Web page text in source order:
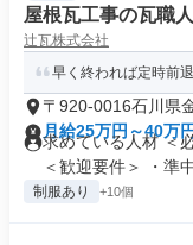
屋根瓦工事の瓦職人
辻瓦株式会社
早く終われば定時前
〒920-0016石川県
月給25万円～40万円
求めている人材 ＜
＜歓迎要件＞ ・準
制服あり +10個